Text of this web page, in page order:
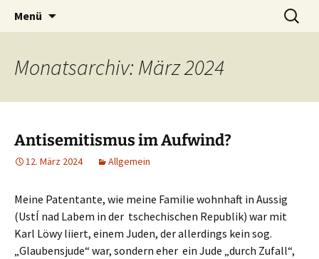
Nestbeschmutzer
Die Autorin Susanne Lücke räumt auf
Menü
Suchen
nach:
Monatsarchiv: März 2024
Antisemitismus im Aufwind?
12. März 2024 Allgemein
Meine Patentante, wie meine Familie wohnhaft in Aussig
(UstÍ nad Labem in der tschechischen Republik) war mit
Karl Löwy liiert, einem Juden, der allerdings kein sog.
„Glaubensjude“ war, sondern eher ein Jude „durch Zufall“,